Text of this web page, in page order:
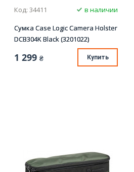
Код: 34411
в наличии
Сумка Case Logic Camera Holster
DCB304K Black (3201022)
1 299 ₴ Купить